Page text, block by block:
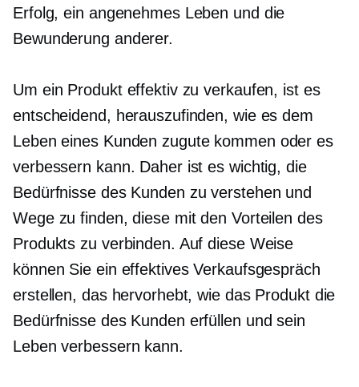
Erfolg, ein angenehmes Leben und die
Bewunderung anderer.
Um ein Produkt effektiv zu verkaufen, ist es
entscheidend, herauszufinden, wie es dem
Leben eines Kunden zugute kommen oder es
verbessern kann. Daher ist es wichtig, die
Bedürfnisse des Kunden zu verstehen und
Wege zu finden, diese mit den Vorteilen des
Produkts zu verbinden. Auf diese Weise
können Sie ein effektives Verkaufsgespräch
erstellen, das hervorhebt, wie das Produkt die
Bedürfnisse des Kunden erfüllen und sein
Leben verbessern kann.